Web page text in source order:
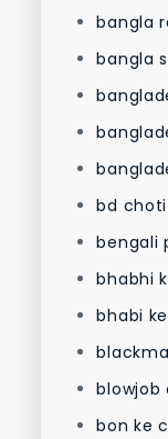
bangla
bangla
bd
bengali
bhabhi
bhabi
blowjob
bon ke